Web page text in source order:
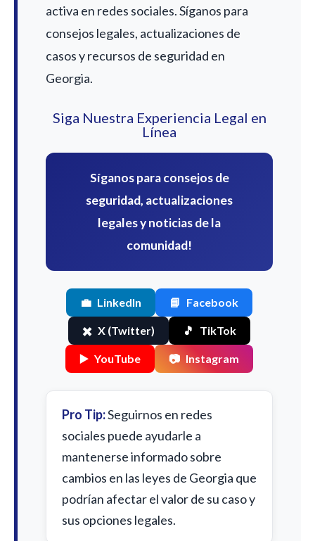
activa en redes sociales. Síganos para
consejos legales, actualizaciones de
casos y recursos de seguridad en
Georgia.
Siga Nuestra Experiencia Legal en
Línea
Síganos para consejos de
seguridad, actualizaciones
legales y noticias de la
comunidad!
💼 LinkedIn 📘 Facebook
✖️ X (Twitter) 🎵 TikTok
▶️ YouTube 📷 Instagram
Pro Tip:Seguirnos en redes
sociales puede ayudarle a
mantenerse informado sobre
cambios en las leyes de Georgia que
podrían afectar el valor de su caso y
sus opciones legales.